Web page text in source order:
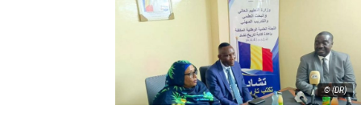
© (DR)